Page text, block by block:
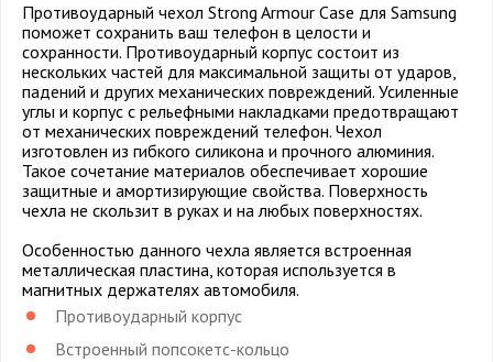
Противоударный чехол Strong Armour Case для Samsung
поможет сохранить ваш телефон в целости и
сохранности. Противоударный корпус состоит из
нескольких частей для максимальной защиты от ударов,
падений и других механических повреждений. Усиленные
углы и корпус с рельефными накладками предотвращают
от механических повреждений телефон. Чехол
изготовлен из гибкого силикона и прочного алюминия.
Такое сочетание материалов обеспечивает хорошие
защитные и амортизирующие свойства. Поверхность
чехла не скользит в руках и на любых поверхностях.
Особенностью данного чехла является встроенная
металлическая пластина, которая используется в
магнитных держателях автомобиля.
Противоударный корпус
Встроенный попсокетс-кольцо